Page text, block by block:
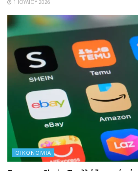
1 ΙΟΥΛΊΟΥ 2026
ΟΙΚΟΝΟΜΊΑ